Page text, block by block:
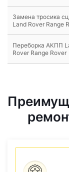
Замена тросика
Land Rover Range
Переборка АКПП
Rover Range Rover